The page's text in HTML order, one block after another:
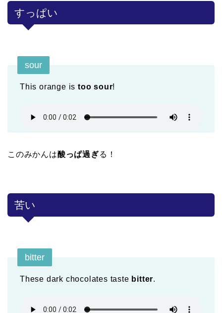
すっぱい
sour
This orange is too sour!
このみかんは酸っぱ過ぎる！
苦い
bitter
These dark chocolates taste bitter.